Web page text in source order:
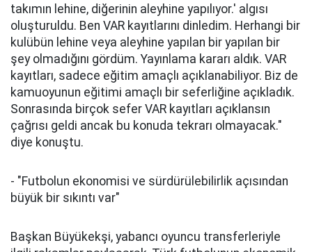
takımın lehine, diğerinin aleyhine yapılıyor.' algısı
oluşturuldu. Ben VAR kayıtlarını dinledim. Herhangi bir
kulübün lehine veya aleyhine yapılan bir yapılan bir
şey olmadığını gördüm. Yayınlama kararı aldık. VAR
kayıtları, sadece eğitim amaçlı açıklanabiliyor. Biz de
kamuoyunun eğitimi amaçlı bir seferliğine açıkladık.
Sonrasında birçok sefer VAR kayıtları açıklansın
çağrısı geldi ancak bu konuda tekrarı olmayacak."
diye konuştu.
- "Futbolun ekonomisi ve sürdürülebilirlik açısından
büyük bir sıkıntı var"
Başkan Büyükekşi, yabancı oyuncu transferleriyle